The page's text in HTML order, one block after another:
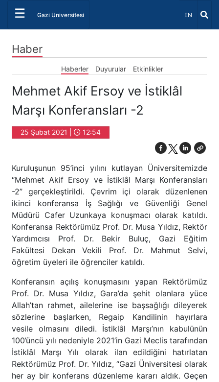
☰ Gazi Üniversitesi Dil Seçiniz
EN
Haber
Haberler Duyurular Etkinlikler
Mehmet Akif Ersoy ve İstiklâl
Marşı Konferansları -2
25 Şubat 2021 | 12:54
Kuruluşunun 95’inci yılını kutlayan Üniversitemizde
“Mehmet Akif Ersoy ve İstiklâl Marşı Konferansları
-2” gerçekleştirildi. Çevrim içi olarak düzenlenen
ikinci konferansa İş Sağlığı ve Güvenliği Genel
Müdürü Cafer Uzunkaya konuşmacı olarak katıldı.
Konferansa Rektörümüz Prof. Dr. Musa Yıldız, Rektör
Yardımcısı Prof. Dr. Bekir Buluç, Gazi Eğitim
Fakültesi Dekan Vekili Prof. Dr. Mahmut Selvi,
öğretim üyeleri ile öğrenciler katıldı.
Konferansın açılış konuşmasını yapan Rektörümüz
Prof. Dr. Musa Yıldız, Gara’da şehit olanlara yüce
Allah’tan rahmet, ailelerine ise başsağlığı dileyerek
sözlerine başlarken, Regaip Kandilinin hayırlara
vesile olmasını diledi. İstiklâl Marşı’nın kabulünün
100’üncü yılı nedeniyle 2021’in Gazi Meclis tarafından
İstiklâl Marşı Yılı olarak ilan edildiğini hatırlatan
Rektörümüz Prof. Dr. Yıldız, “Gazi Üniversitesi olarak
her ay bir konferans düzenleme kararı aldık. Geçen